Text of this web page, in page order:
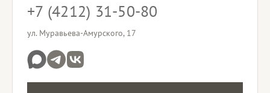
+7 (4212) 31-50-80
ул. Муравьева-Амурского, 17